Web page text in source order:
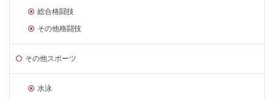
総合格闘技
その他格闘技
その他スポーツ
水泳